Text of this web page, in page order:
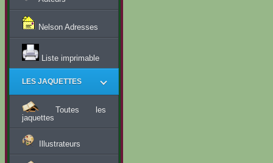
Nelson Adresses
Liste imprimable
LES JAQUETTES
Toutes les
jaquettes
Illustrateurs